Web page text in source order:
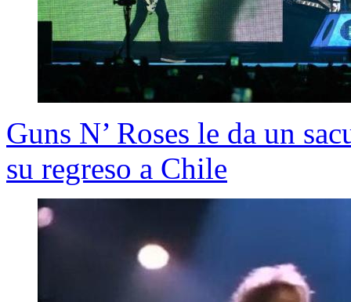
Guns N’ Roses le da un
su regreso a Chile